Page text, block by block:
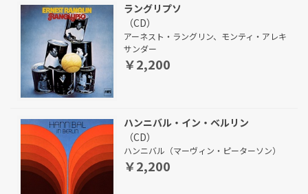
ラングリプソ
（CD）
アーネスト・ラングリン、モンティ・アレキ
サンダー
￥2,200
ハンニバル・イン・ベルリン
（CD）
ハンニバル（マーヴィン・ピーターソン）
￥2,200